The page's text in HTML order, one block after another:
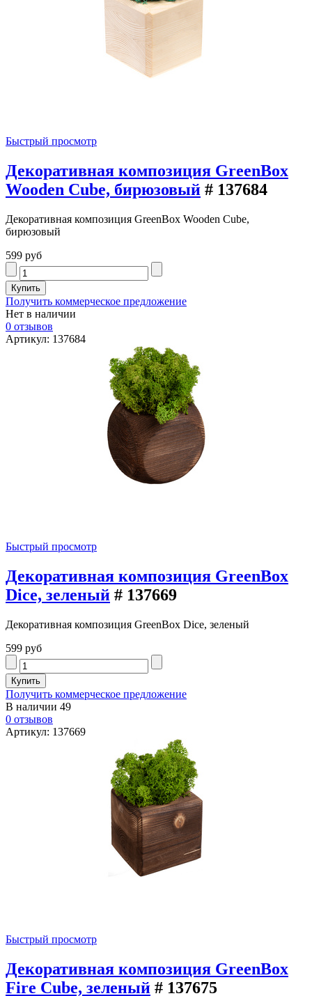
Быстрый просмотр
Декоративная композиция GreenBox
Wooden Cube, бирюзовый # 137684
Декоративная композиция GreenBox Wooden Cube,
бирюзовый
599 руб
Получить коммерческое предложение
Нет в наличии
0 отзывов
Артикул: 137684
Быстрый просмотр
Декоративная композиция GreenBox
Dice, зеленый # 137669
Декоративная композиция GreenBox Dice, зеленый
599 руб
Получить коммерческое предложение
В наличии 49
0 отзывов
Артикул: 137669
Быстрый просмотр
Декоративная композиция GreenBox
Fire Cube, зеленый # 137675